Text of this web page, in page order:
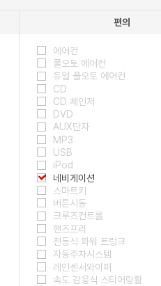
편의
에어컨
풀오토 에어컨
듀얼 풀오토 에어컨
CD
CD 체인저
DVD
AUX단자
MP3
USB
iPod
네비게이션
스마트키
버튼시동
크루즈컨트롤
핸즈프리
전동식 파워 트렁크
자동주차시스템
레인센서와이퍼
속도 감응식 스티어링휠